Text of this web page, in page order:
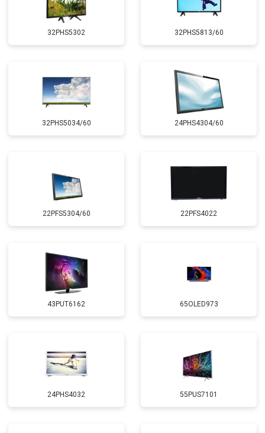
32PHS5302 32PHS5813/60
32PHS5034/60 24PHS4304/60
22PFS5304/60 22PFS4022
43PUT6162 65OLED973
24PHS4032 55PUS7101